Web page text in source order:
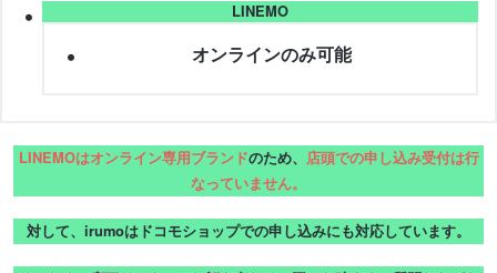
LINEMO
オンラインのみ可能
LINEMOはオンライン専用ブランドのため、 店頭での申し込み受付は行
なっていません。
対して、irumoはドコモショップでの申し込みにも対応しています。